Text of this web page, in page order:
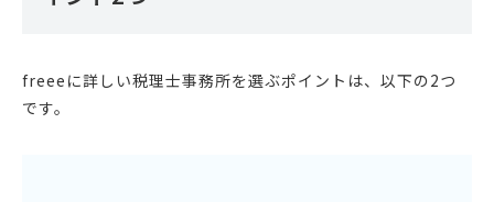
freeeに詳しい税理士事務所を選ぶポイントは、以下の2つ
です。